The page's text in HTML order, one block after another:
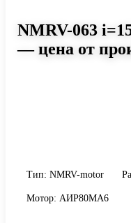
NMRV-063
— цена от
Тип: NMRV-motor
Мотор: АИР80MA6